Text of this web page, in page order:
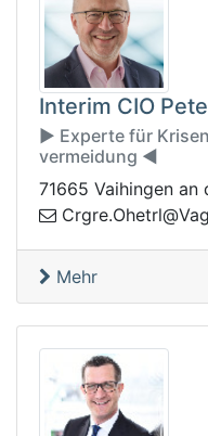
Interim CIO
▶️ Experte für
vermeidung ◀️
71665 Vaihingen an
@lrtehO.ergrC
Mehr